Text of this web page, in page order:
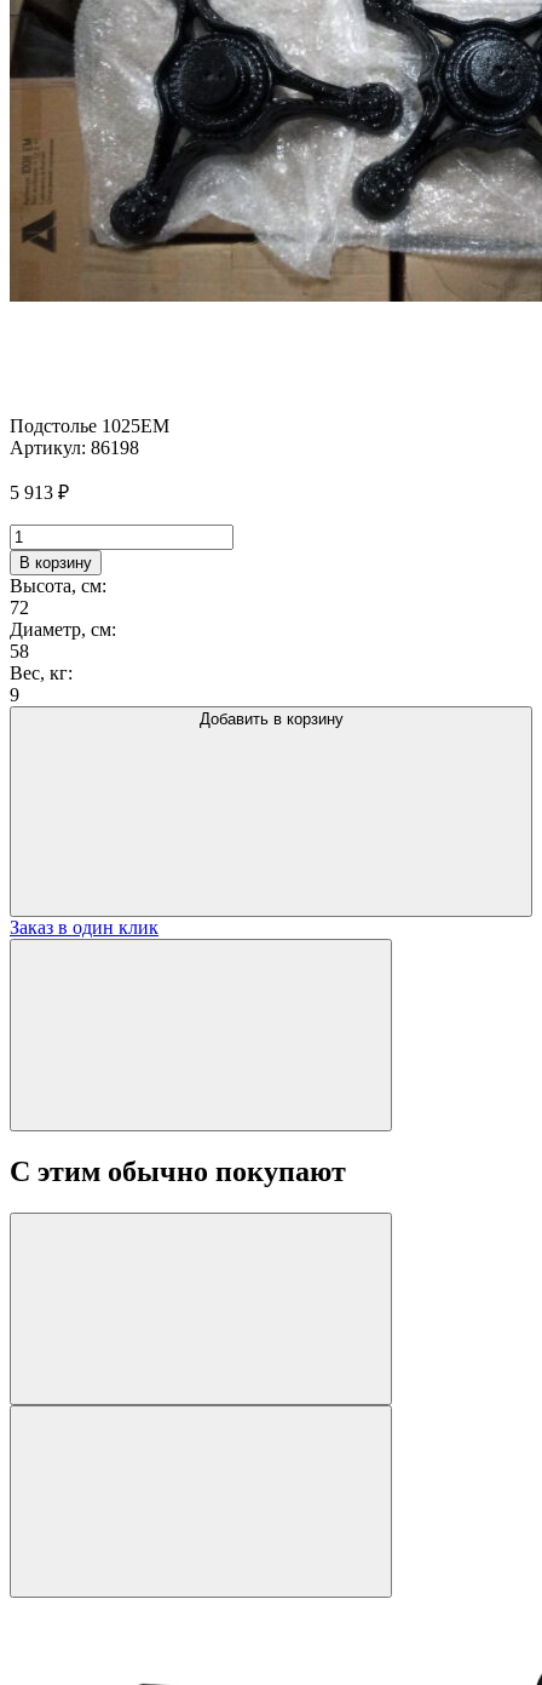
Подстолье 1025EM
Артикул: 86198
5 913 ₽
Количество
товара
Подстолье
1025EM
В корзину
Высота, см:
72
Диаметр, см:
58
Вес, кг:
9
Добавить в корзину
Заказ в один клик
С этим обычно покупают